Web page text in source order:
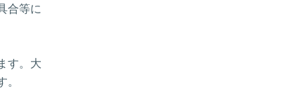
合等に
す。大